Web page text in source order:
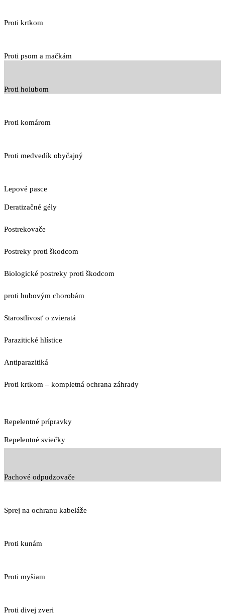
Proti krtkom
Proti psom a mačkám
Proti holubom
Proti komárom
Proti medvedík obyčajný
Lepové pasce
Deratizačné gély
Postrekovače
Postreky proti škodcom
Biologické postreky proti škodcom
proti hubovým chorobám
Starostlivosť o zvieratá
Parazitické hlístice
Antiparazitiká
Proti krtkom – kompletná ochrana záhrady
Repelentné prípravky
Repelentné sviečky
Pachové odpudzovače
Sprej na ochranu kabeláže
Proti kunám
Proti myšiam
Proti divej zveri